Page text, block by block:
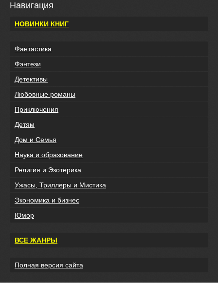
Навигация
НОВИНКИ КНИГ
Фантастика
Фэнтези
Детективы
Любовные романы
Приключения
Детям
Дом и Семья
Наука и образование
Религия и Эзотерика
Ужасы, Триллеры и Мистика
Экономика и бизнес
Юмор
ВСЕ ЖАНРЫ
Полная версия сайта